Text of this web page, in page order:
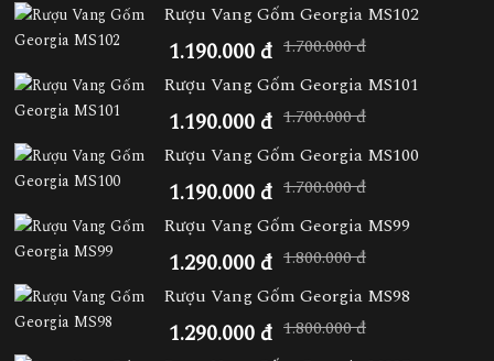
Rượu Vang Gốm Georgia MS102
1.190.000 đ 1.700.000 đ
Rượu Vang Gốm Georgia MS101
1.190.000 đ 1.700.000 đ
Rượu Vang Gốm Georgia MS100
1.190.000 đ 1.700.000 đ
Rượu Vang Gốm Georgia MS99
1.290.000 đ 1.800.000 đ
Rượu Vang Gốm Georgia MS98
1.290.000 đ 1.800.000 đ